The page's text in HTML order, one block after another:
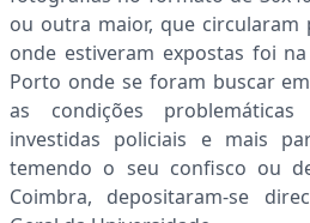
ou outra maior, que circularam
onde estiveram expostas foi
Porto onde se foram buscar
as condições
investidas policiais e mais
temendo o seu confisco ou
Coimbra, depositaram-se